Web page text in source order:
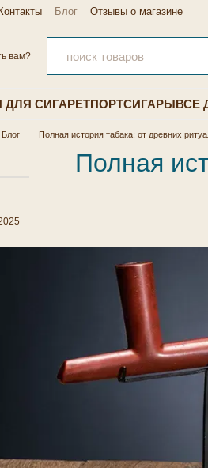
Контакты Блог Отзывы о магазине
вам?
СИГАРЕТПОРТСИГАРЫВСЕ
Блог Полная история табака: от древних
Полная